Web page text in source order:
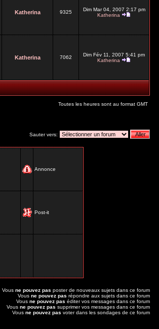
Katherina 9325
Dim Mar 04, 2007 2:17 pm
Katherina
Katherina 7062
Dim Fév 11, 2007 5:41 pm
Katherina
Toutes les heures sont au format GMT
Sauter vers:
Annonce
Post-it
Vous ne pouvez pas poster de nouveaux sujets dans ce forum
Vous ne pouvez pas répondre aux sujets dans ce forum
Vous ne pouvez pas éditer vos messages dans ce forum
Vous ne pouvez pas supprimer vos messages dans ce forum
Vous ne pouvez pas voter dans les sondages de ce forum